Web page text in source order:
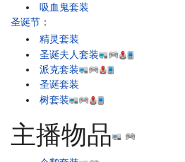
吸血鬼套装
圣诞节 ：
精灵套装
圣诞夫人套装
派克套装
圣诞套装
树套装
主播物品